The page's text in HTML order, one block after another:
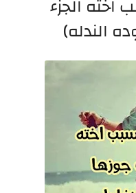
اخته الجزء
الندله)